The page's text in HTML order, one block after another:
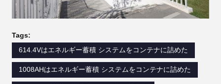
Tags:
614.4Vはエネルギー蓄積 システムをコンテナに詰めた
1008AHはエネルギー蓄積 システムをコンテナに詰めた